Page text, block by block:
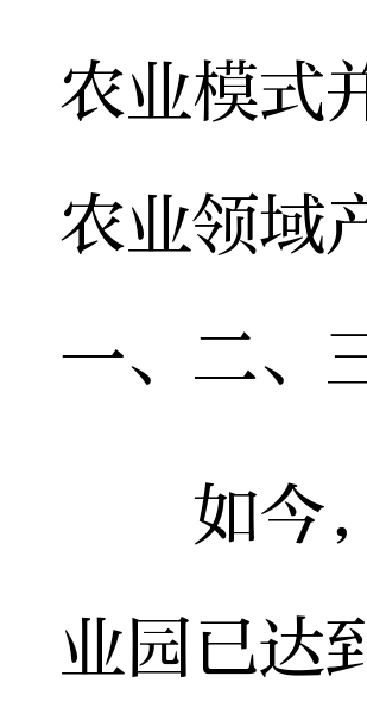
农业模式
农业领域
一、二、
如今，
业园已达